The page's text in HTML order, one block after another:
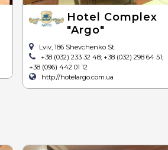
Hotel Complex
"Argo"
Lviv, 186 Shevchenko St.
+38 (032) 233 32 48; +38 (032) 298 64 51;
+38 (096) 442 01 12
http://hotelargo.com.ua